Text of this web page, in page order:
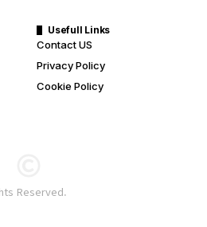
Usefull Links
Contact US
Privacy Policy
Cookie Policy
Reserved.